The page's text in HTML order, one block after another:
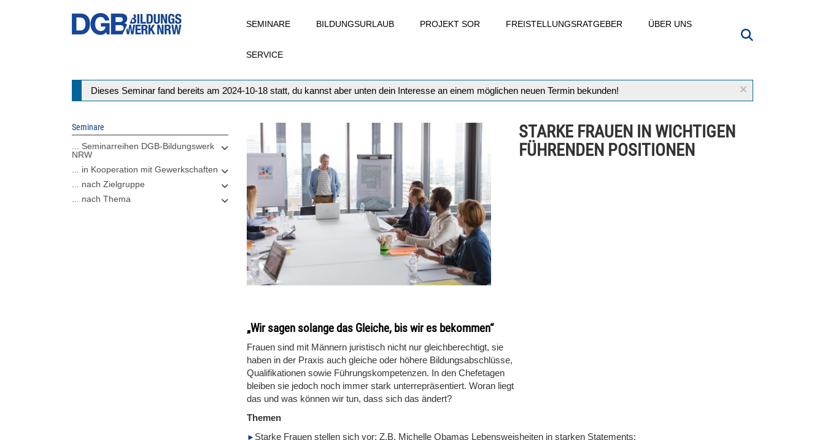
SEMINARE BILDUNGSURLAUB PROJEKT SOR FREISTELLUNGSRATGEBER ÜBER UNS
SERVICE
×
Statusmeldung
Dieses Seminar fand bereits am 2024-10-18 statt, du kannst aber unten dein Interesse an einem möglichen neuen Termin bekunden!
Seminare
... Seminarreihen DGB-Bildungswerk
NRW
... in Kooperation mit Gewerkschaften
... nach Zielgruppe
... nach Thema
STARKE FRAUEN IN WICHTIGEN
FÜHRENDEN POSITIONEN
„Wir sagen solange das Gleiche, bis wir es bekommen“
Frauen sind mit Männern juristisch nicht nur gleichberechtigt, sie
haben in der Praxis auch gleiche oder höhere Bildungsabschlüsse,
Qualifikationen sowie Führungskompetenzen. In den Chefetagen
bleiben sie jedoch noch immer stark unterrepräsentiert. Woran liegt
das und was können wir tun, dass sich das ändert?
Themen
Starke Frauen stellen sich vor: Z.B. Michelle Obamas Lebensweisheiten in starken Statements: